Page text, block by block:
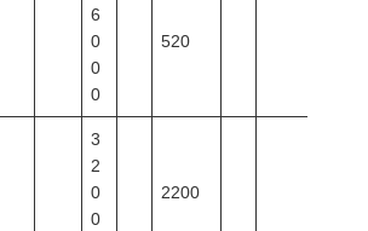
6
0
0
0
520
3
2
0
0
2200